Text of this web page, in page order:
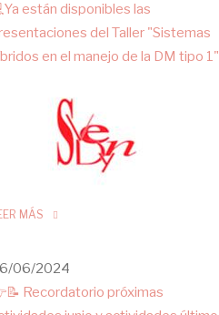
están disponibles las
del Taller "Sistemas
en el manejo de la DM tipo 1"
MÁS
06/2024
Recordatorio próximas